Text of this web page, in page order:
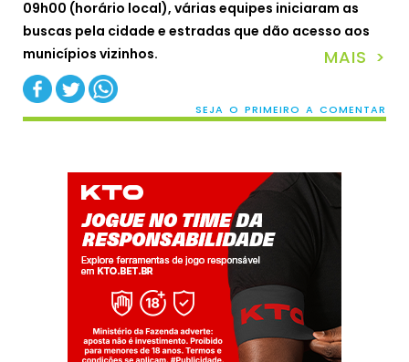
09h00 (horário local), várias equipes iniciaram as
buscas pela cidade e estradas que dão acesso aos
municípios vizinhos.
MAIS >
SEJA O PRIMEIRO A COMENTAR